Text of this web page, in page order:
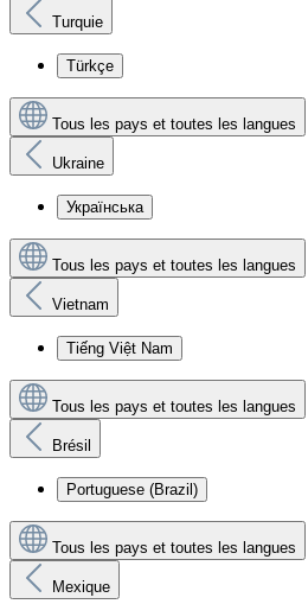
Turquie
Türkçe
Tous les pays et toutes les langues
Ukraine
Українська
Tous les pays et toutes les langues
Vietnam
Tiếng Việt Nam
Tous les pays et toutes les langues
Brésil
Portuguese (Brazil)
Tous les pays et toutes les langues
Mexique